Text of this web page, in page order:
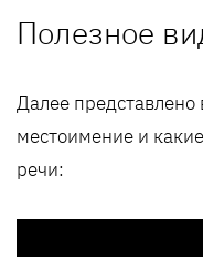
Полезное
Далее представлено
местоимение и
речи: